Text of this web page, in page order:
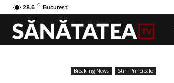
28.6 C București
Breaking News Stiri Principale